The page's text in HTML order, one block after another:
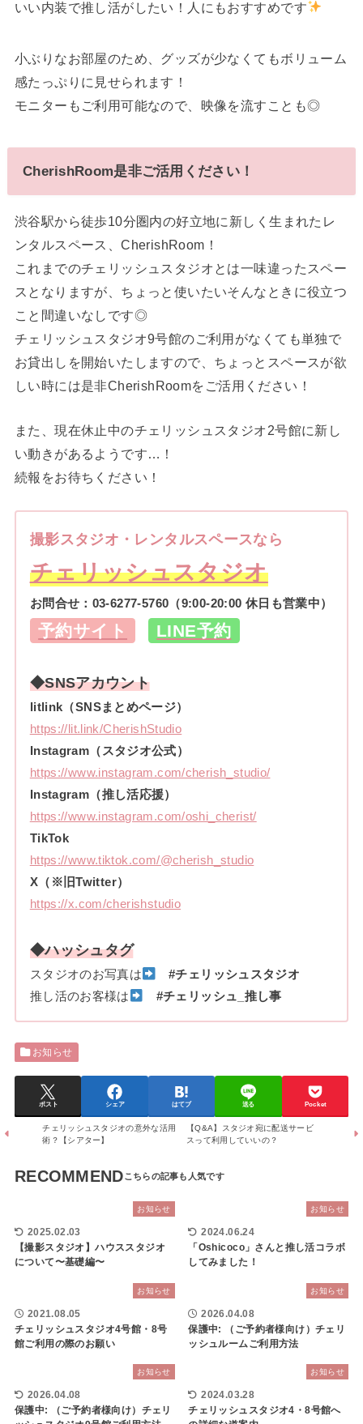
いい内装で推し活がしたい！人にもおすすめです
小ぶりなお部屋のため、グッズが少なくてもボリューム
感たっぷりに見せられます！
モニターもご利用可能なので、映像を流すことも◎
CherishRoom是非ご活用ください！
渋谷駅から徒歩10分圏内の好立地に新しく生まれたレ
ンタルスペース、CherishRoom！
これまでのチェリッシュスタジオとは一味違ったスペー
スとなりますが、ちょっと使いたいそんなときに役立つ
こと間違いなしです◎
チェリッシュスタジオ9号館のご利用がなくても単独で
お貸出しを開始いたしますので、ちょっとスペースが欲
しい時には是非CherishRoomをご活用ください！
また、現在休止中のチェリッシュスタジオ2号館に新し
い動きがあるようです…！
続報をお待ちください！
撮影スタジオ・レンタルスペースなら
チェリッシュスタジオ
お問合せ： 03-6277-5760 （9:00-20:00 休日も営業中）
予約サイト LINE予約
◆SNSアカウント
litlink（SNSまとめページ）
https://lit.link/CherishStudio
Instagram（スタジオ公式）
https://www.instagram.com/cherish_studio/
Instagram（推し活応援）
https://www.instagram.com/oshi_cherist/
TikTok
https://www.tiktok.com/@cherish_studio
X（※旧Twitter）
https://x.com/cherishstudio
◆ハッシュタグ
スタジオのお写真は
#チェリッシュスタジオ
推し活のお客様は
#チェリッシュ_推し事
お知らせ
ポスト シェア はてブ 送る Pocket
チェリッシュスタジオの意外な活用
術？【シアター】
【Q&A】スタジオ宛に配送サービ
スって利用していいの？
RECOMMEND
お知らせ
2025.02.03
【撮影スタジオ】ハウススタジオ
について〜基礎編〜
お知らせ
2024.06.24
「Oshicoco」さんと推し活コラボ
してみました！
お知らせ
2021.08.05
チェリッシュスタジオ4号館・8号
館ご利用の際のお願い
お知らせ
2026.04.08
保護中: （ご予約者様向け）チェリ
ッシュルームご利用方法
お知らせ
2026.04.08
保護中: （ご予約者様向け）チェリ
お知らせ
2024.03.28
チェリッシュスタジオ4・8号館へ